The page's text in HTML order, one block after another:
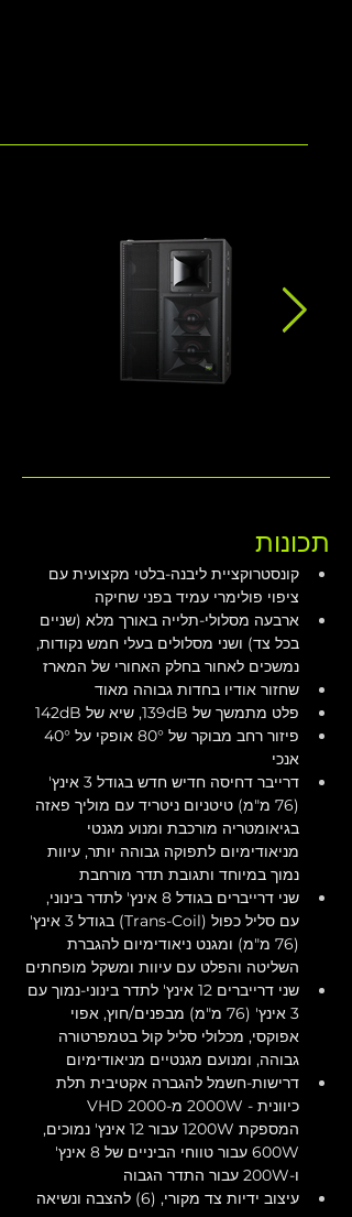
תכונות
קונסטרוקציית ליבנה-בלטי מקצועית עם
ציפוי פולימרי עמיד בפני שחיקה
ארבעה מסלולי-תלייה באורך מלא (שניים
בכל צד) ושני מסלולים בעלי חמש נקודות,
נמשכים לאחור בחלק האחורי של המארז
שחזור אודיו בחדות גבוהה מאוד
פלט מתמשך של 139dB, שיא של 142dB
אנכי
דרייבר דחיסה חדיש חדש בגודל 3 אינץ'
(76 מ"מ) טיטניום ניטריד עם מוליך פאזה
בגיאומטריה מורכבת ומנוע מגנטי
מניאודימיום לתפוקה גבוהה יותר, עיוות
נמוך במיוחד ותגובת תדר מורחבת
שני דרייברים בגודל 8 אינץ' לתדר בינוני,
עם סליל כפול (Trans-Coil) בגודל 3 אינץ'
(76 מ"מ) ומגנט ניאודימיום להגברת
השליטה והפלט עם עיוות ומשקל מופחתים
שני דרייברים 12 אינץ' לתדר בינוני-נמוך עם
3 אינץ' (76 מ"מ) מבפנים/חוץ, אפוי
אפוקסי, מכלולי סליל קול בטמפרטורה
גבוהה, ומנועם מגנטיים מניאודימיום
דרישות-חשמל להגברה אקטיבית תלת
המספקת 1200W עבור 12 אינץ' נמוכים,
600W עבור טווחי הביניים של 8 אינץ'
ו-200W עבור התדר הגבוה
עיצוב ידיות צד מקורי, (6) להצבה ונשיאה